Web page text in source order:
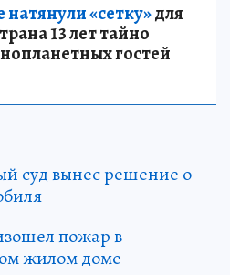
«сетку»для
13 лет тайно
гостей
суд вынес решение о
пожар в
жилом доме